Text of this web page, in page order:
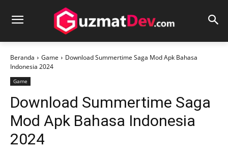
Beranda Game
Download Summertime Saga Mod Apk Bahasa
Indonesia 2024
Game
Download Summertime Saga
Mod Apk Bahasa Indonesia
2024